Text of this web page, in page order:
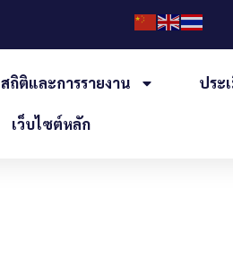
สถิติและการรายงาน ประ
เว็บไซต์หลัก